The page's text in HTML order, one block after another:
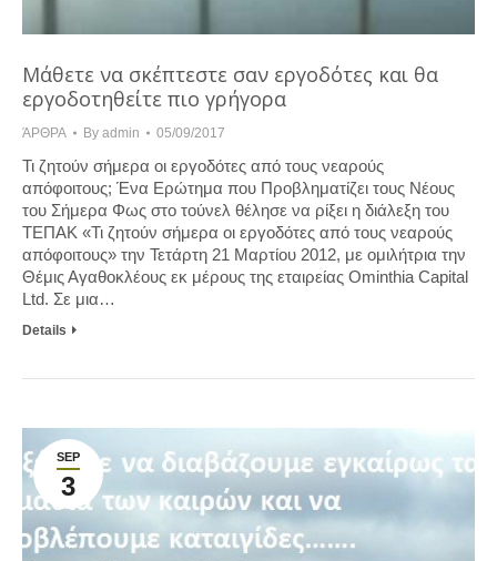
Μάθετε να σκέπτεστε σαν εργοδότες και θα
εργοδοτηθείτε πιο γρήγορα
ΆΡΘΡΑ By admin 05/09/2017
Τι ζητούν σήμερα οι εργοδότες από τους νεαρούς
απόφοιτους; Ένα Ερώτημα που Προβληματίζει τους Νέους
του Σήμερα Φως στο τούνελ θέλησε να ρίξει η διάλεξη του
ΤΕΠΑΚ «Τι ζητούν σήμερα οι εργοδότες από τους νεαρούς
απόφοιτους» την Τετάρτη 21 Μαρτίου 2012, με ομιλήτρια την
Θέμις Αγαθοκλέους εκ μέρους της εταιρείας Ominthia Capital
Ltd. Σε μια…
Details
SEP
3